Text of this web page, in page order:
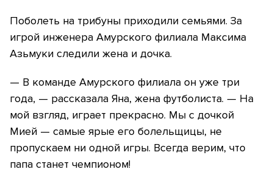
Поболеть на трибуны приходили семьями. За
игрой инженера Амурского филиала Максима
Азьмуки следили жена и дочка.
— В команде Амурского филиала он уже три
года, — рассказала Яна, жена футболиста. — На
мой взгляд, играет прекрасно. Мы с дочкой
Мией — самые ярые его болельщицы, не
пропускаем ни одной игры. Всегда верим, что
папа станет чемпионом!